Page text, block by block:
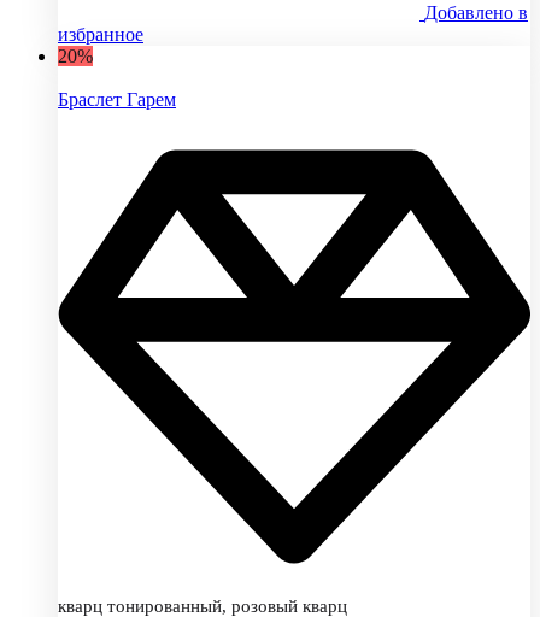
Добавлено в
избранное
20%
Браслет Гарем
кварц тонированный, розовый кварц